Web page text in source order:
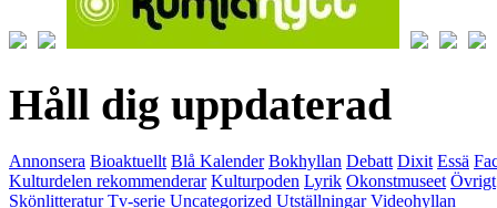
Håll dig uppdaterad
Annonsera Bioaktuellt Blå Kalender Bokhyllan Debatt Dixit Essä
Kulturdelen rekommenderar Kulturpoden Lyrik Okonstmuseet Övrigt
Skönlitteratur Tv-serie Uncategorized Utställningar Videohyllan